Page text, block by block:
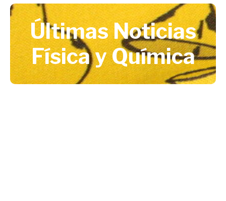
Últimas Noticias
Física y Química